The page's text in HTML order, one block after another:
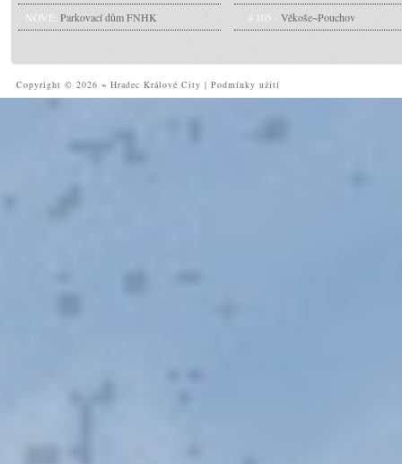
NOVÉ: Parkovací dům FNHK
4 105 - Věkoše~Pouchov
Copyright © 2026 ~ Hradec Králové City | Podmínky užití